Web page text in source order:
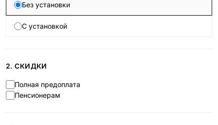
Без установки
С установкой
2. СКИДКИ
Полная предоплата
Пенсионерам